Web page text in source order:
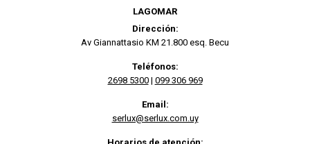
LAGOMAR
Dirección:
Av Giannattasio KM 21.800 esq. Becu
Teléfonos:
2698 5300| 099 306 969
Email:
serlux@serlux.com.uy